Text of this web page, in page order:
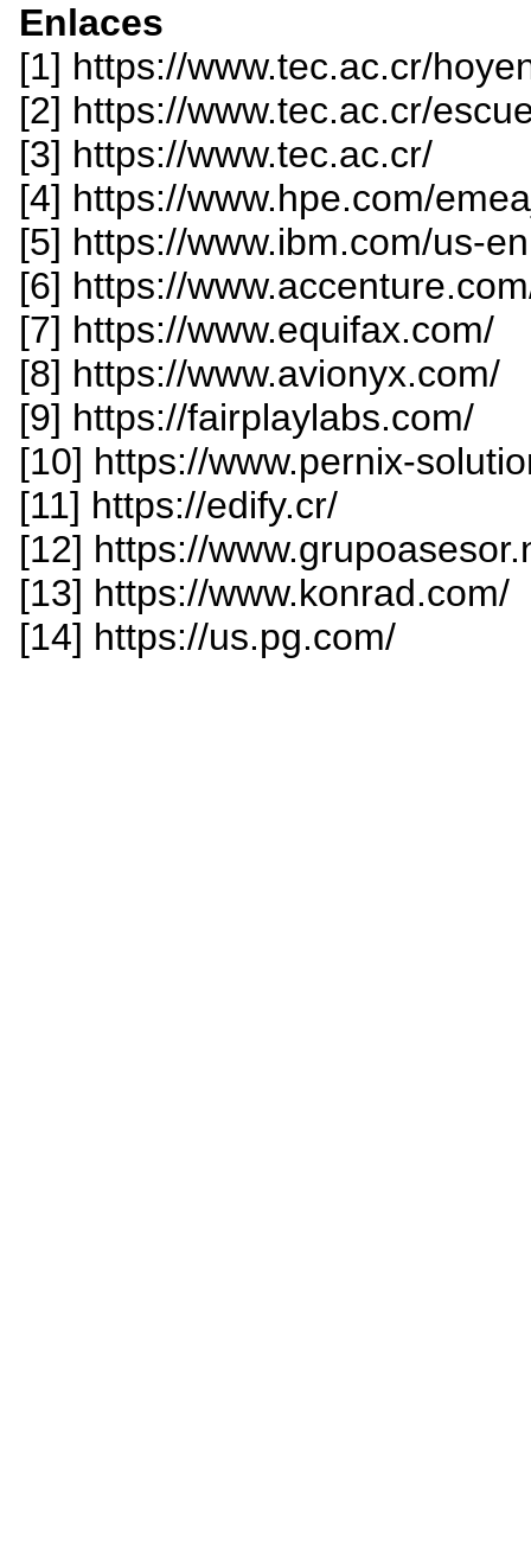
Enlaces
[1] https://www.tec.ac.cr/
[2] https://www.tec.ac.cr/
[3] https://www.tec.ac.cr/
[4] https://www.hpe.com/
[5] https://www.ibm.com/us-en
[6] https://
[7] https://www.equifax.com/
[8] https://www.avionyx.com/
[9] https://fairplaylabs.com/
[10] https://www.pernix-
[11] https://edify.cr/
[12] https://
[13] https://www.konrad.com/
[14] https://us.pg.com/